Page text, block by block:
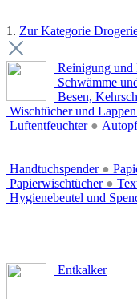
1. Zur Kategorie
Reinigung und
Schwämme
Besen,
Wischtücher und Lappen
Luftentfeuchter ●
Handtuchspender ●
Papierwischtücher ●
Hygienebeutel und
Entkalker